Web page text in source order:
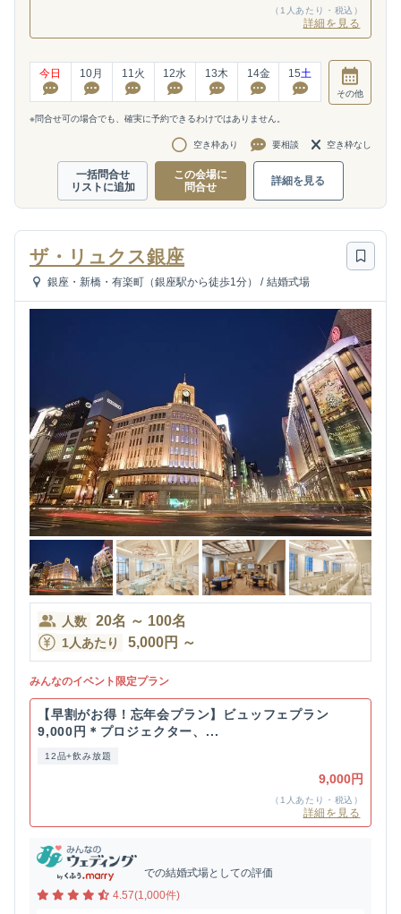
（1人あたり・税込）
詳細を見る
今日 10月 11火 12水 13木 14金 15土
その他
※問合せ可の場合でも、確実に予約できるわけではありません。
空き枠あり 要相談 空き枠なし
一括問合せ
リストに追加
この会場に
問合せ
詳細を見る
ザ・リュクス銀座
銀座・新橋・有楽町（銀座駅から徒歩1分） / 結婚式場
人数 20名 ～ 100名
1人あたり 5,000円 ～
みんなのイベント限定プラン
【早割がお得！忘年会プラン】ビュッフェプラン
9,000円＊プロジェクター、...
12品+飲み放題
9,000円
（1人あたり・税込）
詳細を見る
での結婚式場としての評価
4.57(1,000件)